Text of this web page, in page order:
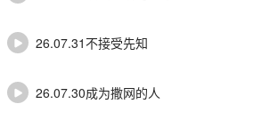
26.07.31不接受先知
26.07.30成为撒网的人